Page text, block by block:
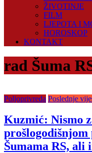
ŽIVOTINJE
FILM
LJEPOTA I
HOROSKOP
KONTAKT
rad Šuma
Poljoprivreda Poslednje
Kuzmić: Nismo
Šumama RS, ali